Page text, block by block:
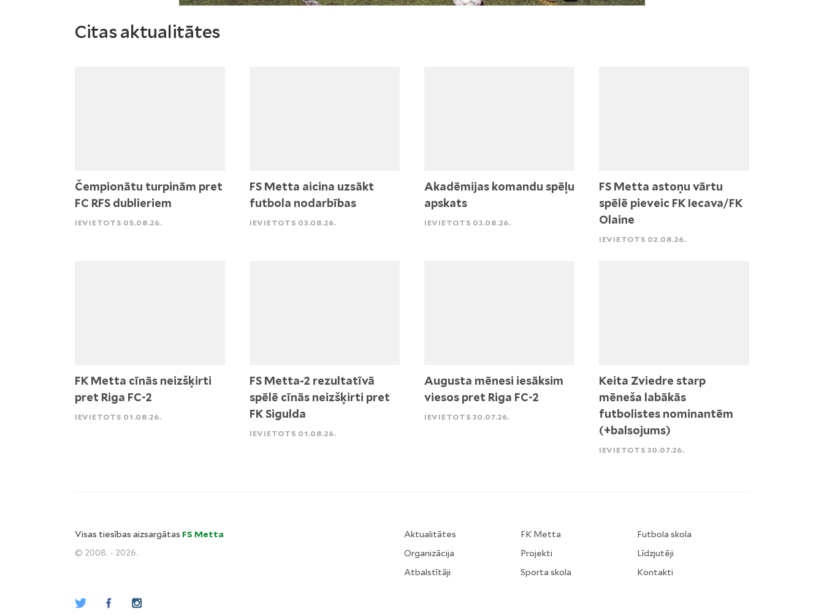
Citas aktualitātes
Čempionātu turpinām pret
FC RFS dublieriem
IEVIETOTS 05.08.26.
FS Metta aicina uzsākt
futbola nodarbības
IEVIETOTS 03.08.26.
Akadēmijas komandu spēļu
apskats
IEVIETOTS 03.08.26.
FS Metta astoņu vārtu
spēlē pieveic FK Iecava/FK
Olaine
IEVIETOTS 02.08.26.
FK Metta cīnās neizšķirti
pret Riga FC-2
IEVIETOTS 01.08.26.
FS Metta-2 rezultatīvā
spēlē cīnās neizšķirti pret
FK Sigulda
IEVIETOTS 01.08.26.
Augusta mēnesi iesāksim
viesos pret Riga FC-2
IEVIETOTS 30.07.26.
Keita Zviedre starp
mēneša labākās
futbolistes nominantēm
(+balsojums)
IEVIETOTS 30.07.26.
Visas tiesības aizsargātas FS Metta
© 2008. - 2026.
Aktualitātes
Organizācija
Atbalstītāji
FK Metta
Projekti
Sporta skola
Futbola skola
Līdzjutēji
Kontakti